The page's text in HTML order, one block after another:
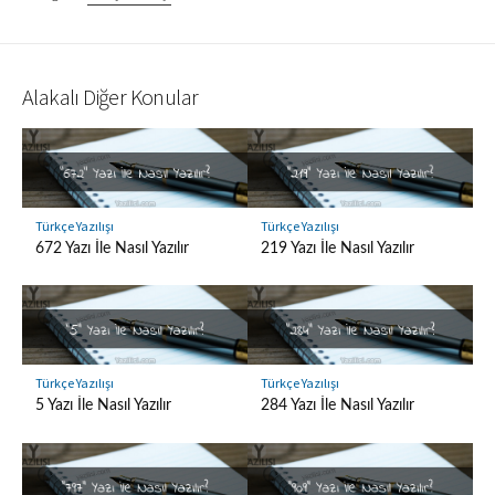
Alakalı Diğer Konular
Türkçe Yazılışı
672 Yazı İle Nasıl Yazılır
Türkçe Yazılışı
219 Yazı İle Nasıl Yazılır
Türkçe Yazılışı
5 Yazı İle Nasıl Yazılır
Türkçe Yazılışı
284 Yazı İle Nasıl Yazılır